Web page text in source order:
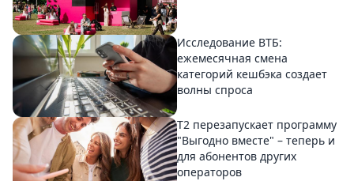
Исследование ВТБ:
ежемесячная смена
категорий кешбэка создает
волны спроса
Т2 перезапускает программу
"Выгодно вместе" – теперь и
для абонентов других
операторов